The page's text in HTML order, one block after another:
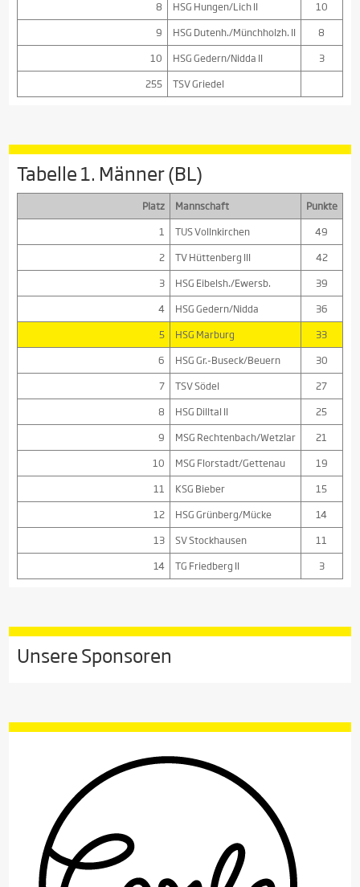
8 HSG Hungen/Lich II
10
9
HSG Dutenh./Münchholzh. II
8
10
HSG Gedern/Nidda II
3
255
TSV Griedel
Tabelle 1. Männer (BL)
Platz Mannschaft
Punkte
1
TUS Vollnkirchen
49
2
TV Hüttenberg III
42
3
HSG Eibelsh./Ewersb.
39
4
HSG Gedern/Nidda
36
5
HSG Marburg
33
6
HSG Gr.-Buseck/Beuern
30
7
TSV Södel
27
8
HSG Dilltal II
25
9
MSG Rechtenbach/Wetzlar
21
10
MSG Florstadt/Gettenau
19
11
KSG Bieber
15
12
HSG Grünberg/Mücke
14
13
SV Stockhausen
11
14
TG Friedberg II 3
Unsere Sponsoren